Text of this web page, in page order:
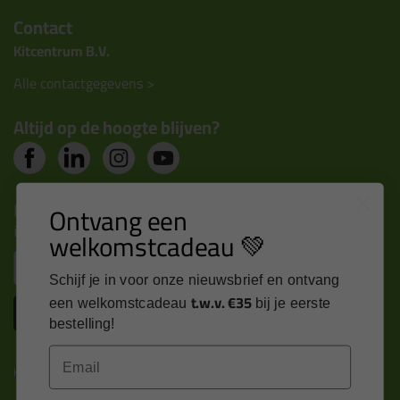
Contact
Kitcentrum B.V.
Alle contactgegevens >
Altijd op de hoogte blijven?
Nieuws, tips en exclusieve deals rechtstreeks in je
inbox
Inschrijven
Kitcentrum is trots op:
Ontvang een
welkomstcadeau 💚
Schijf je in voor onze nieuwsbrief en ontvang
een welkomstcadeau t.w.v. €35 bij je eerste
bestelling!
Email